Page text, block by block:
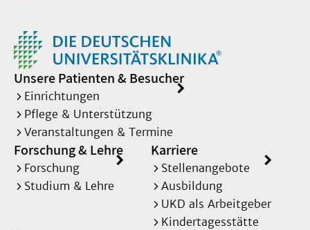
Unsere Patienten & Besucher
Einrichtungen
Pflege & Unterstützung
Veranstaltungen & Termine
Forschung & Lehre
Forschung
Studium & Lehre
Karriere
Stellenangebote
Ausbildung
UKD als Arbeitgeber
Kindertagesstätte